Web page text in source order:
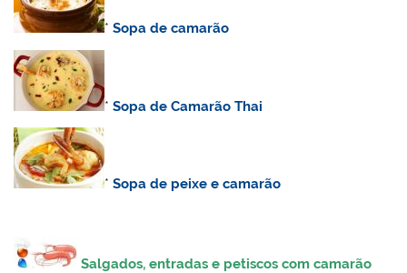
*Sopa de camarão
*Sopa de Camarão Thai
*Sopa de peixe e camarão
Salgados, entradas e petiscos com camarão